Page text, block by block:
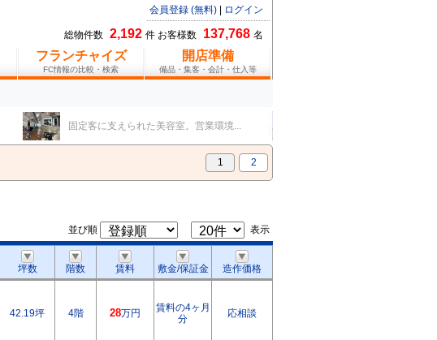
会員登録 (無料) ログイン
総物件数 2,192 件 お客様数 137,768 名
フランチャイズ
FC情報の比較・検索
開店準備
備品・集客・会計・仕入等
固定客に支えられた美容室。営業環境...
1 2
表示
並び順
坪数 階数 賃料 敷金/保証金 造作価格
42.19坪 4階 28万円
賃料の4ヶ月
分
応相談